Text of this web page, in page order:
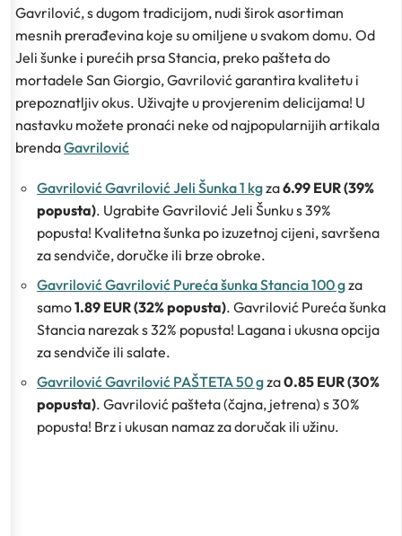
Gavrilović, s dugom tradicijom, nudi širok asortiman
mesnih prerađevina koje su omiljene u svakom domu. Od
Jeli šunke i purećih prsa Stancia, preko pašteta do
mortadele San Giorgio, Gavrilović garantira kvalitetu i
prepoznatljiv okus. Uživajte u provjerenim delicijama! U
nastavku možete pronaći neke od najpopularnijih artikala
brendaGavrilović
Gavrilović Gavrilović Jeli Šunka 1 kgza6.99 EUR (39%
popusta). Ugrabite Gavrilović Jeli Šunku s 39%
popusta! Kvalitetna šunka po izuzetnoj cijeni, savršena
za sendviče, doručke ili brze obroke.
Gavrilović Gavrilović Pureća šunka Stancia 100 gza
samo1.89 EUR (32% popusta). Gavrilović Pureća šunka
Stancia narezak s 32% popusta! Lagana i ukusna opcija
za sendviče ili salate.
Gavrilović Gavrilović PAŠTETA 50 gza0.85 EUR (30%
popusta). Gavrilović pašteta (čajna, jetrena) s 30%
popusta! Brz i ukusan namaz za doručak ili užinu.